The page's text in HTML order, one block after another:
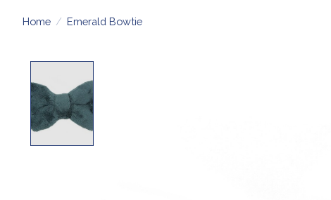
Home / Emerald Bowtie